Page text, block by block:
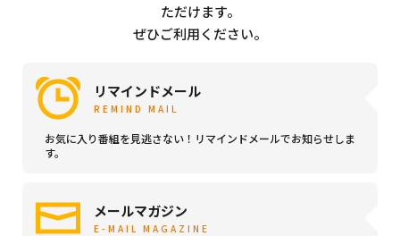
ただけます。
ぜひご利用ください。
リマインドメール
REMIND MAIL
お気に入り番組を見逃さない！リマインドメールでお知らせしま
す。
メールマガジン
E-MAIL MAGAZINE